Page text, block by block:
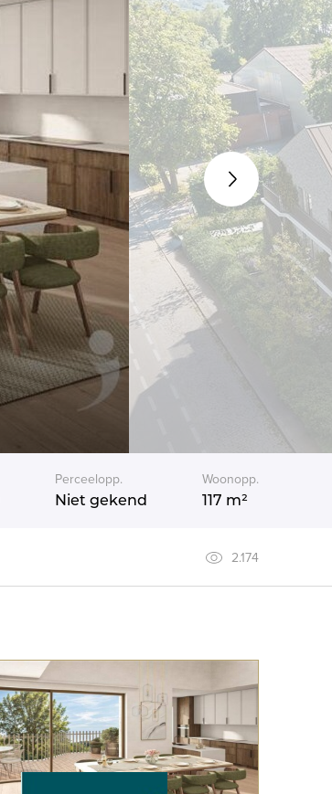
Perceelopp.
Niet gekend
Woonopp.
117 m²
2.174